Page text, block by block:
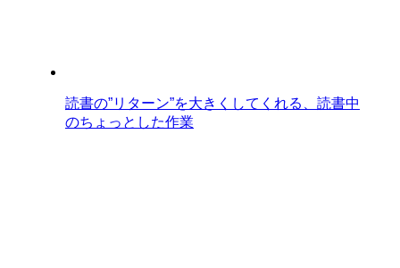
読書の”リターン”を大きくしてくれる、読書中
のちょっとした作業